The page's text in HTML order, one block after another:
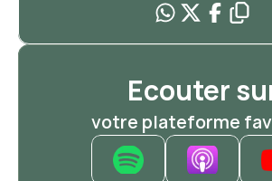
Ecouter
votre plateforme